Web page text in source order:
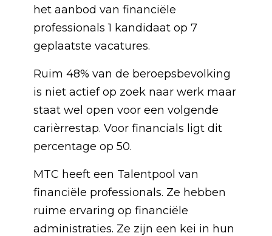
het aanbod van financiële
professionals 1 kandidaat op 7
geplaatste vacatures.
Ruim 48% van de beroepsbevolking
is niet actief op zoek naar werk maar
staat wel open voor een volgende
carièrrestap. Voor financials ligt dit
percentage op 50.
MTC heeft een Talentpool van
financiële professionals. Ze hebben
ruime ervaring op financiële
administraties. Ze zijn een kei in hun